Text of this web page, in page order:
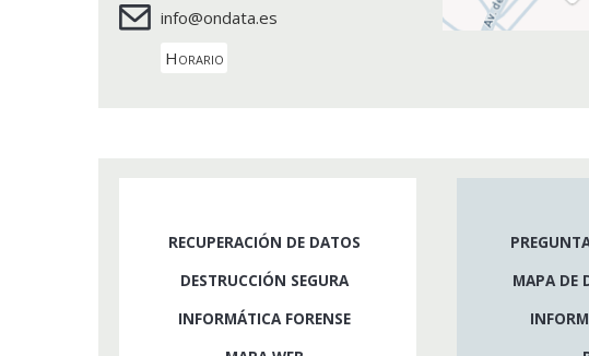
info@ondata.es
Horario
RECUPERACIÓN DE DATOS
DESTRUCCIÓN SEGURA
INFORMÁTICA FORENSE
MAPA DE